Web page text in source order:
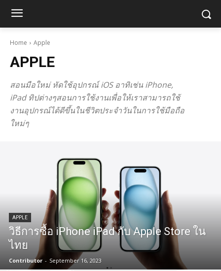
Home Apple
APPLE
สอนมือใหม่ หัดใช้อุปกรณ์ iOS อาทิเช่น iPhone,
iPad ทิปต่างๆสอนการใช้งานเพื่อให้เราสามารถใช้
งานอุปกรณ์ได้ดีขึ้นในชีวิตประจำวันในการใช้มือถือ
ใหม่ๆ
APPLE
วิธีการซื้อ iPhone iPad กับ Apple Store ใน
ไทย
Contributor - September 16, 2023